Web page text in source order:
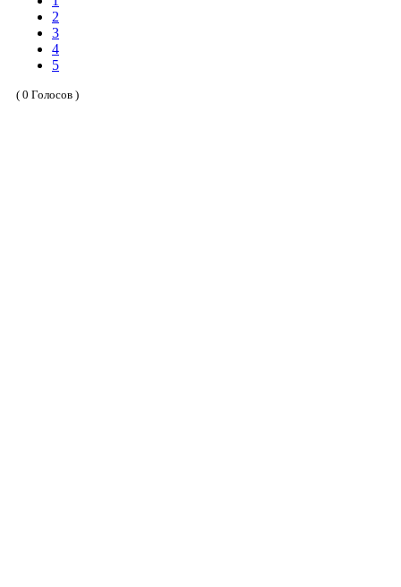
2
3
4
5
( 0 Голосов )